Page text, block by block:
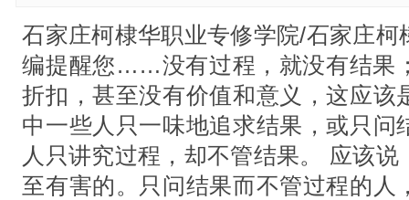
石家庄柯棣华职业专修学院/石家庄
编提醒您……没有过程，就没有结果
折扣，甚至没有价值和意义，这应该
中一些人只一味地追求结果，或只问
人只讲究过程，却不管结果。 应该
至有害的。只问结果而不管过程的人